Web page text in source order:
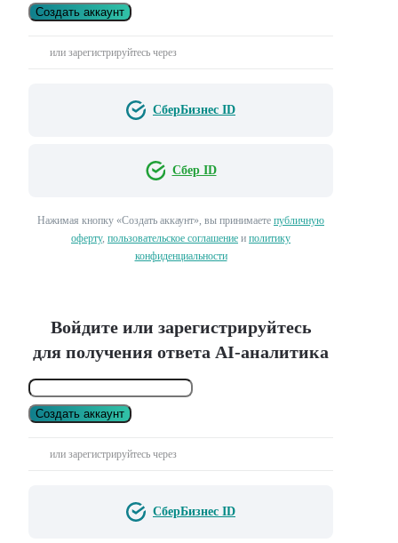
Создать аккаунт
или зарегистрируйтесь через
СберБизнес ID
Сбер ID
Нажимая кнопку «Создать аккаунт», вы принимаете публичную
оферту, пользовательское соглашение и политику
конфиденциальности
Войдите или зарегистрируйтесь
для получения ответа AI-аналитика
Создать аккаунт
или зарегистрируйтесь через
СберБизнес ID